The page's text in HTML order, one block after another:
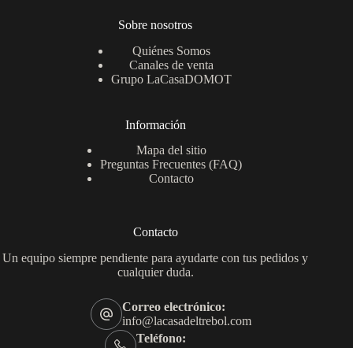
Sobre nosotros
Quiénes Somos
Canales de venta
Grupo LaCasaDOMOT
Información
Mapa del sitio
Preguntas Frecuentes (FAQ)
Contacto
Contacto
Un equipo siempre pendiente para ayudarte con tus pedidos y
cualquier duda.
Correo electrónico:
info@lacasadeltrebol.com
Teléfono: